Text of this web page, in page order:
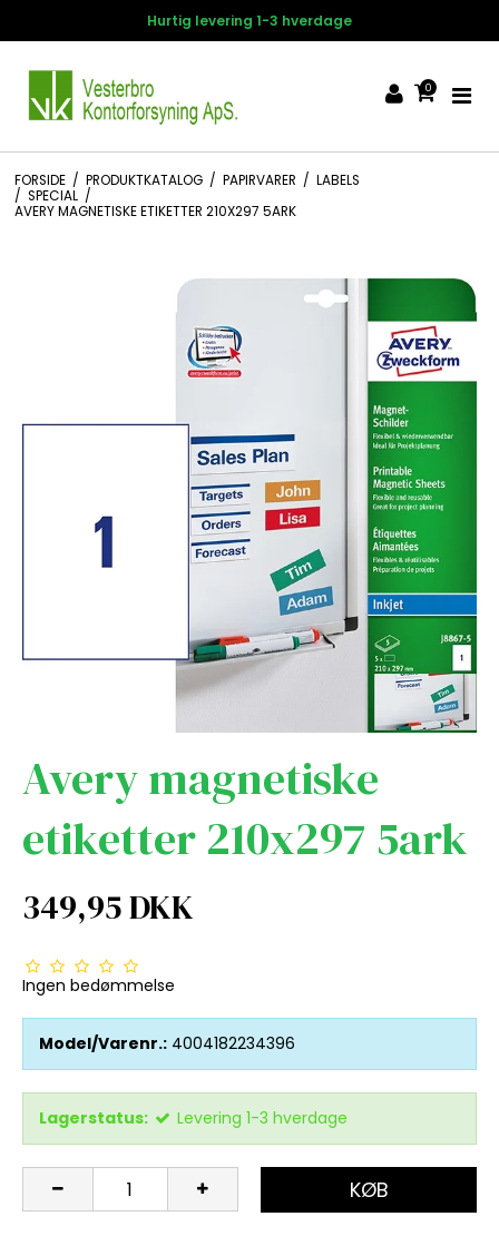
Hurtig levering 1-3 hverdage
0
FORSIDE / PRODUKTKATALOG / PAPIRVARER / LABELS
/ SPECIAL /
AVERY MAGNETISKE ETIKETTER 210X297 5ARK
Avery magnetiske
etiketter 210x297 5ark
349,95 DKK
Ingen bedømmelse
Model/Varenr.: 4004182234396
Lagerstatus: Levering 1-3 hverdage
KØB